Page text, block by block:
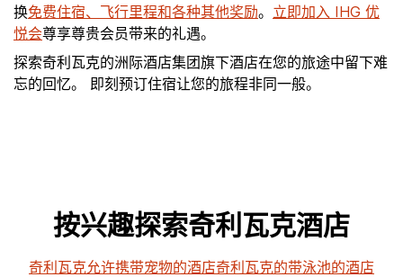
换免费住宿、飞行里程和各种其他奖励。 立即加入 IHG 优
悦会尊享尊贵会员带来的礼遇。
探索奇利瓦克的洲际酒店集团旗下酒店在您的旅途中留下难
忘的回忆。 即刻预订住宿让您的旅程非同一般。
按兴趣探索奇利瓦克酒店
奇利瓦克允许携带宠物的酒店奇利瓦克的带泳池的酒店